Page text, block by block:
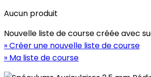
Aucun produit
Nouvelle liste de course créée avec
» Créer une nouvelle liste de course
» Ma liste de course